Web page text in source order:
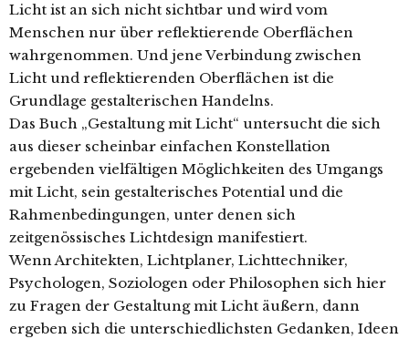
Licht ist an sich nicht sichtbar und wird vom
Menschen nur über reflektierende Oberflächen
wahrgenommen. Und jene Verbindung zwischen
Licht und reflektierenden Oberflächen ist die
Grundlage gestalterischen Handelns.
Das Buch „Gestaltung mit Licht“ untersucht die sich
aus dieser scheinbar einfachen Konstellation
ergebenden vielfältigen Möglichkeiten des Umgangs
mit Licht, sein gestalterisches Potential und die
Rahmenbedingungen, unter denen sich
zeitgenössisches Lichtdesign manifestiert.
Wenn Architekten, Lichtplaner, Lichttechniker,
Psychologen, Soziologen oder Philosophen sich hier
zu Fragen der Gestaltung mit Licht äußern, dann
ergeben sich die unterschiedlichsten Gedanken, Ideen